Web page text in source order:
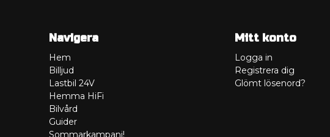
Navigera
Hem
Billjud
Lastbil 24V
Hemma HiFi
Bilvård
Guider
Sommarkampanj!
Mitt konto
Logga in
Registrera dig
Glömt lösenord?